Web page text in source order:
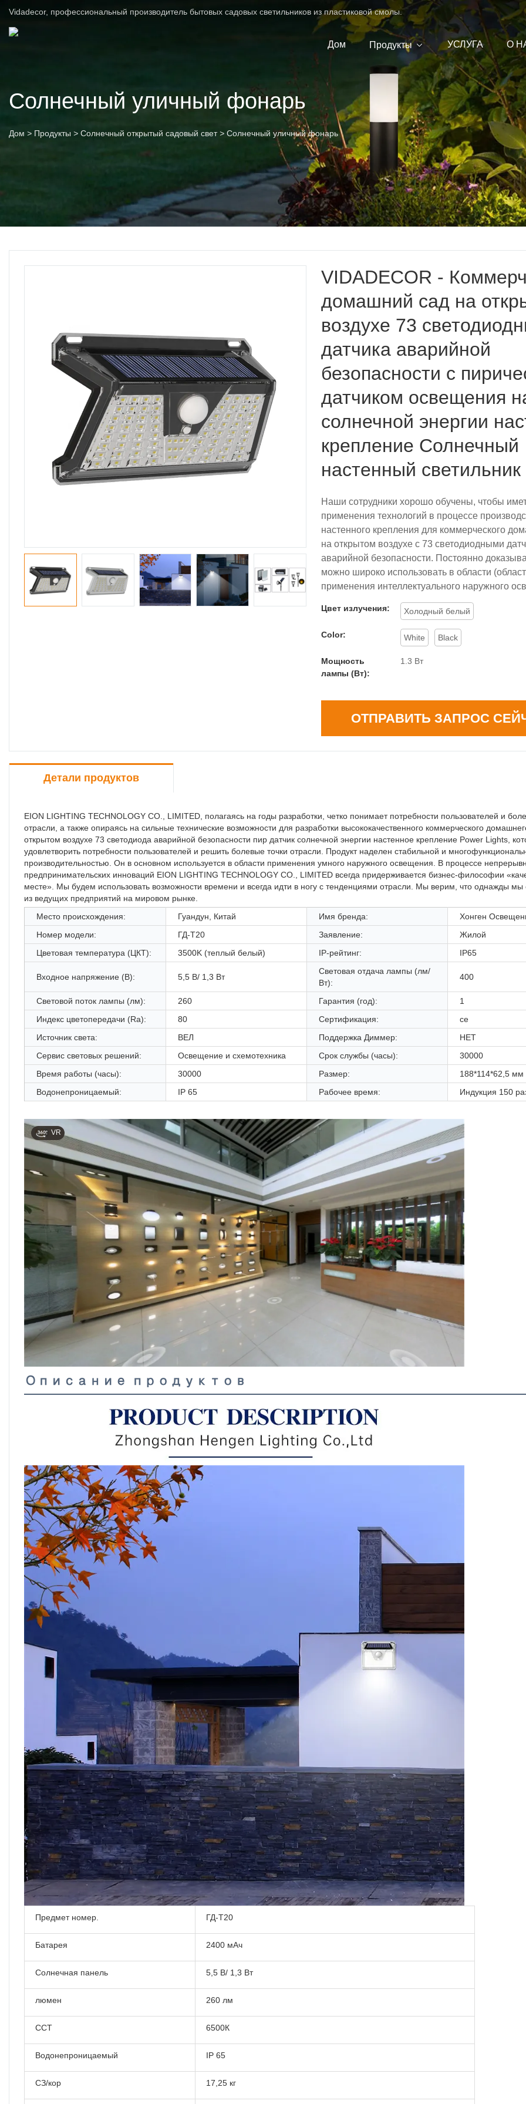
Vidadecor, профессиональный производитель бытовых садовых светильников из пластиковой смолы.
Дом Продукты УСЛУГА О
Солнечный уличный фонарь
Дом > Продукты > Солнечный открытый садовый свет > Солнечный уличный фонарь
VIDADECOR -
домашний сад на
воздухе 73
датчика аварийной
безопасности с
датчиком освещения
солнечной энергии
крепление Солнечный
настенный светильник
Наши сотрудники хорошо обучены, чтобы
применения технологий в процессе
настенного крепления для коммерческого
на открытом воздухе с 73 светодиодными
аварийной безопасности. Постоянно
можно широко использовать в области
применения интеллектуального наружного
Цвет излучения: Холодный белый
Color: White Black
Мощность
лампы (Вт):
1.3 Вт
ОТПРАВИТЬ ЗАПРОС
Детали продуктов
EION LIGHTING TECHNOLOGY CO., LIMITED, полагаясь на годы разработки, четко понимает потребности пользователей и
отрасли, а также опираясь на сильные технические возможности для разработки высококачественного коммерческого
открытом воздухе 73 светодиода аварийной безопасности пир датчик солнечной энергии настенное крепление Power Lights,
удовлетворить потребности пользователей и решить болевые точки отрасли. Продукт наделен стабильной и
производительностью. Он в основном используется в области применения умного наружного освещения. В процессе
предпринимательских инноваций EION LIGHTING TECHNOLOGY CO., LIMITED всегда придерживается бизнес-философии
месте». Мы будем использовать возможности времени и всегда идти в ногу с тенденциями отрасли. Мы верим, что однажды
из ведущих предприятий на мировом рынке.
Место происхождения:
Гуандун, Китай Имя бренда:
Хонген
Номер модели:
ГД-Т20 Заявление:
Жилой
Цветовая температура (ЦКТ):
3500K (теплый белый) IP-рейтинг: IP65
Входное напряжение (В): 5,5 В/ 1,3 Вт
Световая отдача лампы (лм/
Вт):
400
Световой поток лампы (лм): 260 Гарантия (год):
1
Индекс цветопередачи (Ra):
80 Сертификация:
ce
Источник света:
ВЕЛ Поддержка Диммер:
НЕТ
Сервис световых решений:
Освещение и схемотехника Срок службы (часы):
30000
Время работы (часы):
30000 Размер:
188*114*62,5 мм
Водонепроницаемый:
IP 65 Рабочее время: Индукция 150
VR
Описание продуктов
Предмет номер. ГД-Т20
Батарея 2400 мАч
Солнечная панель 5,5 В/ 1,3 Вт
люмен 260 лм
ССТ 6500К
Водонепроницаемый IP 65
СЗ/кор 17,25 кг